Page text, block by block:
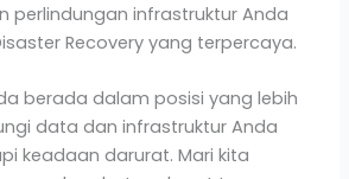
perlindungan infrastruktur Anda
Recovery yang terpercaya.
berada dalam posisi yang lebih
data dan infrastruktur Anda
keadaan darurat. Mari kita